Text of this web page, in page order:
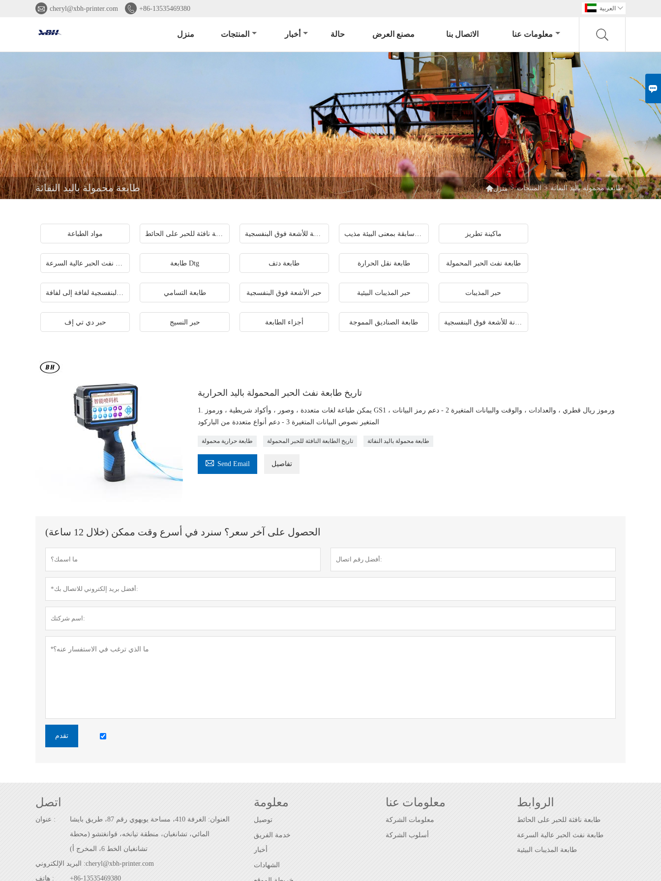

 cheryl@xbh-printer.com  +86-13535469380 العربية 
منزل المنتجات أخبار حالة مصنع العرض الاتصال بنا معلومات عنا
طابعة محمولة باليد النفاثة منزل > المنتجات > طابعة محمولة باليد النفاثة
مواد الطباعة طابعة نافثة للحبر على الحائط طابعة مسطحة للأشعة فوق البنفسجية طابعة سابقة بمعنى البيئة مذيب ماكينة تطريز
طابعة نفث الحبر عالية السرعة طابعة Dtg طابعة دتف طابعة نقل الحرارة طابعة نفث الحبر المحمولة
طابعة الأشعة فوق البنفسجية لفافة إلى لفافة طابعة التسامي حبر الأشعة فوق البنفسجية حبر المذيبات البيئية حبر المذيبات
حبر دي تي إف حبر النسيج أجزاء الطابعة طابعة الصناديق المموجة طابعة اسطوانة للأشعة فوق البنفسجية
تاريخ طابعة نفث الحبر المحمولة باليد الحرارية
1. يمكن طباعة لغات متعددة ، وصور ، وأكواد شريطية ، ورموز GS1 ، ورموز ريال قطري ، والعدادات ، والوقت والبيانات المتغيرة 2 - دعم رمز البيانات
المتغير نصوص البيانات المتغيرة 3 - دعم أنواع متعددة من الباركود
طابعة حرارية محمولة تاريخ الطابعة النافثة للحبر المحمولة طابعة محمولة باليد النفاثة
 Send Email تفاصيل
الحصول على آخر سعر؟ سنرد في أسرع وقت ممكن (خلال 12 ساعة)
تقدم
اتصل
عنوان :
العنوان: الغرفة 410، مساحة يويهوي رقم 87، طريق بايشا
المائي، تشانغبان، منطقة تيانخه، قوانغتشو (محطة
تشانغبان الخط 6، المخرج أ)
البريد الإلكتروني :cheryl@xbh-printer.com
هاتف :
+86-13535469380
معلومة
توصيل
خدمة الفريق
أخبار
الشهادات
معلومات عنا
معلومات الشركة
أسلوب الشركة
الروابط
طابعة نافثة للحبر على الحائط
طابعة نفث الحبر عالية السرعة
طابعة المذيبات البيئية